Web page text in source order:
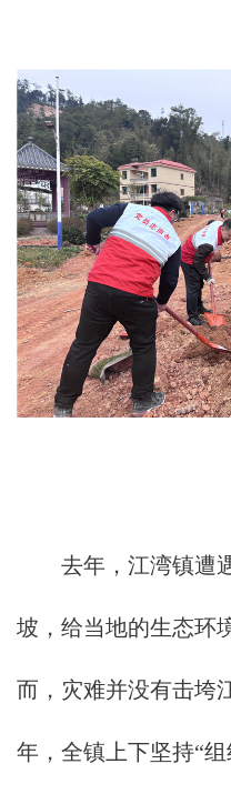
去年，江湾镇遭遇
坡，给当地的生态环
而，灾难并没有击垮
年，全镇上下坚持“